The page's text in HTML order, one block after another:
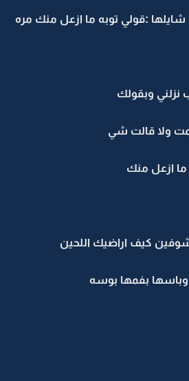
:قولي توبه ما ازعل منك مره
وبقولك
ولا قالت شي
ما ازعل منك
كيف اراضيك اللحين
بفمها بوسه